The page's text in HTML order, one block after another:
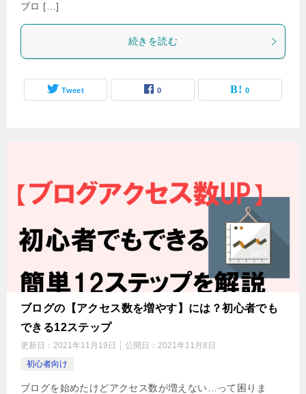
ブロ […]
続きを読む
Tweet 0 0
ブログの【アクセス数を増やす】には？初心者でも
できる12ステップ
更新日： 2021年11月19日 公開日： 2021年11月8日
初心者向け
ブログを始めたけどアクセス数が増えない…って困りま